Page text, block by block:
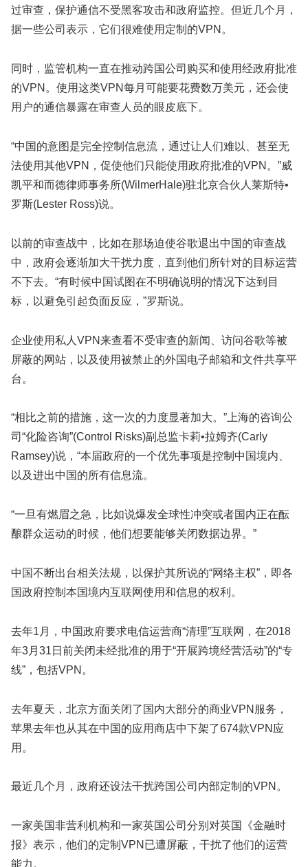
过审查，保护通信不受黑客攻击和政府监控。但近几个月，
据一些公司表示，它们很难使用定制的VPN。
同时，监管机构一直在推动跨国公司购买和使用经政府批准
的VPN。使用这类VPN每月可能要花费数万美元，还会使
用户的通信暴露在审查人员的眼皮底下。
“中国的意图是完全控制信息流，通过让人们难以、甚至无
法使用其他VPN，促使他们只能使用政府批准的VPN。”威
凯平和而德律师事务所(WilmerHale)驻北京合伙人莱斯特•
罗斯(Lester Ross)说。
以前的审查战中，比如在那场迫使谷歌退出中国的审查战
中，政府会逐渐加大干扰力度，直到他们所针对的目标运营
不下去。“有时候中国试图在不明确说明的情况下达到目
标，以避免引起负面反应，”罗斯说。
企业使用私人VPN来查看不受审查的新闻、访问谷歌等被
屏蔽的网站，以及使用被禁止的外国电子邮箱和文件共享平
台。
“相比之前的措施，这一次的力度显著加大。”上海的咨询公
司“化险咨询”(Control Risks)副总监卡莉•拉姆齐(Carly
Ramsey)说，“本届政府的一个优先事项是控制中国境内、
以及进出中国的所有信息流。
“一旦有燃眉之急，比如说爆发全球性冲突或者国内正在酝
酿群众运动的时候，他们想要能够关闭数据边界。”
中国不断出台相关法规，以保护其所说的“网络主权”，即各
国政府控制本国境内互联网使用和信息的权利。
去年1月，中国政府要求电信运营商“清理”互联网，在2018
年3月31日前关闭未经批准的用于“开展跨境经营活动”的“专
线”，包括VPN。
去年夏天，北京方面关闭了国内大部分的商业VPN服务，
苹果去年也从其在中国的应用商店中下架了674款VPN应
用。
最近几个月，政府还设法干扰跨国公司内部定制的VPN。
一家美国非营利机构和一家英国公司分别对英国《金融时
报》表示，他们的定制VPN已遭屏蔽，干扰了他们的运营
能力。